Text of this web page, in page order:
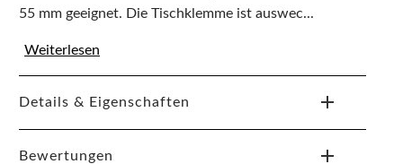
55 mm geeignet. Die Tischklemme ist auswec...
Weiterlesen
Details & Eigenschaften
Bewertungen